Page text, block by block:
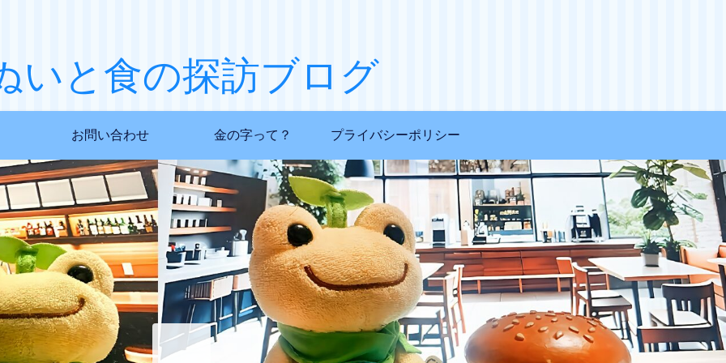
いと食の探訪ブログ
お問い合わせ 金の字って？ プライバシーポリシー